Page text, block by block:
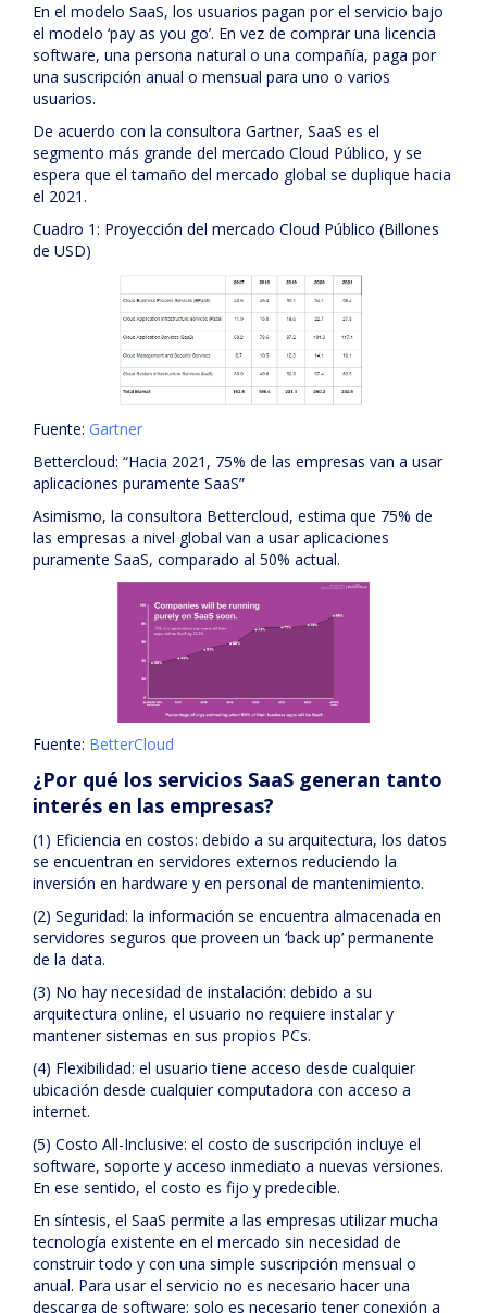
En el modelo SaaS, los usuarios pagan por el servicio bajo
el modelo ‘pay as you go’. En vez de comprar una licencia
software, una persona natural o una compañía, paga por
una suscripción anual o mensual para uno o varios
usuarios.
De acuerdo con la consultora Gartner, SaaS es el
segmento más grande del mercado Cloud Público, y se
espera que el tamaño del mercado global se duplique hacia
el 2021.
Cuadro 1: Proyección del mercado Cloud Público (Billones
de USD)
Fuente: Gartner
Bettercloud: “Hacia 2021, 75% de las empresas van a usar
aplicaciones puramente SaaS”
Asimismo, la consultora Bettercloud, estima que 75% de
las empresas a nivel global van a usar aplicaciones
puramente SaaS, comparado al 50% actual.
Fuente: BetterCloud
¿Por qué los servicios SaaS generan tanto
interés en las empresas?
(1) Eficiencia en costos: debido a su arquitectura, los datos
se encuentran en servidores externos reduciendo la
inversión en hardware y en personal de mantenimiento.
(2) Seguridad: la información se encuentra almacenada en
servidores seguros que proveen un ‘back up’ permanente
de la data.
(3) No hay necesidad de instalación: debido a su
arquitectura online, el usuario no requiere instalar y
mantener sistemas en sus propios PCs.
(4) Flexibilidad: el usuario tiene acceso desde cualquier
ubicación desde cualquier computadora con acceso a
internet.
(5) Costo All-Inclusive: el costo de suscripción incluye el
software, soporte y acceso inmediato a nuevas versiones.
En ese sentido, el costo es fijo y predecible.
En síntesis, el SaaS permite a las empresas utilizar mucha
tecnología existente en el mercado sin necesidad de
construir todo y con una simple suscripción mensual o
anual. Para usar el servicio no es necesario hacer una
descarga de software; solo es necesario tener conexión a